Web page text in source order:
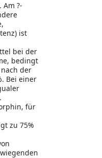
?-
ist
bei der
bedingt
der
Bei einer
für
zu 75%